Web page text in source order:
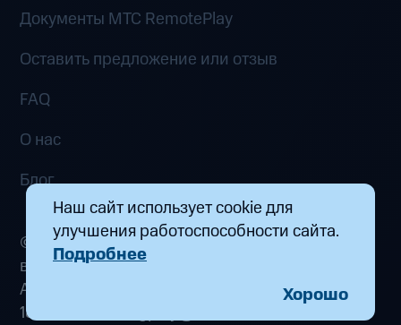
Наш сайт использует cookie для
улучшения работоспособности сайта.
Подробнее
Хорошо
Документы MTC RemotePlay
Оставить предложение или отзыв
FAQ
О нас
Блог
© 2026 ООО «Маркетплейс распределенных
вычислений». Все права защищены
Адрес: 115432, г. Москва, пр-кт Андропова, д.
18, к. 9 Почта: